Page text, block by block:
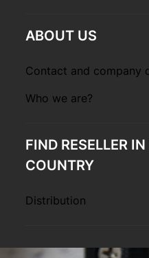
ABOUT US
Contact and company
Who we are?
FIND RESELLER
COUNTRY
Distribution